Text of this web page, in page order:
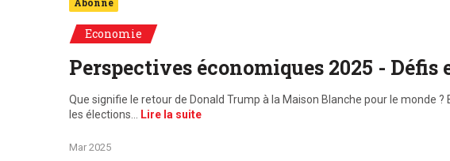
Economie
Perspectives économiques 2025 - Défis
Que signifie le retour de Donald Trump à la Maison Blanche pour le monde
les élections…
Lire la suite
Mar 2025